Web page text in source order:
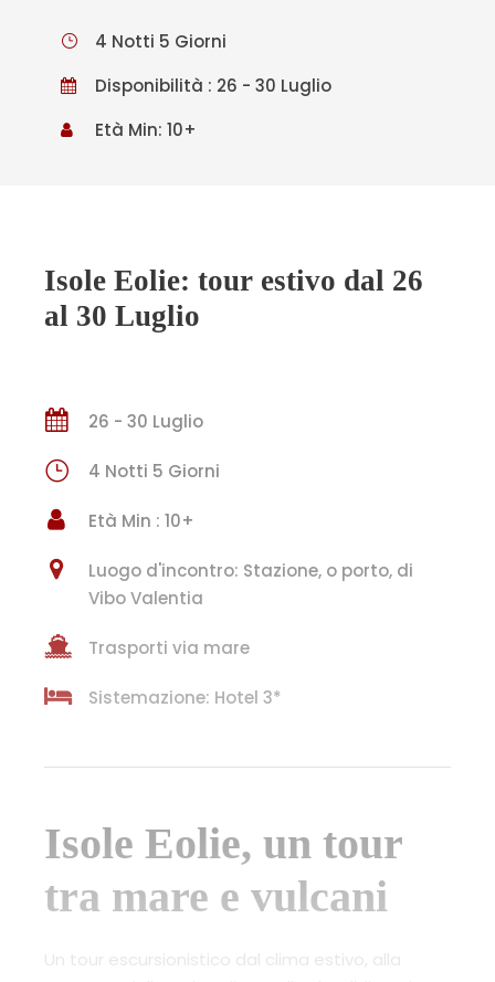
4 Notti 5 Giorni
Disponibilità : 26 - 30 Luglio
Età Min: 10+
Isole Eolie: tour estivo dal 26
al 30 Luglio
26 - 30 Luglio
4 Notti 5 Giorni
Età Min : 10+
Luogo d'incontro: Stazione, o porto, di
Vibo Valentia
Trasporti via mare
Sistemazione: Hotel 3*
​​Isole Eolie, un tour
tra mare e vulcani
Un tour escursionistico dal clima estivo, alla